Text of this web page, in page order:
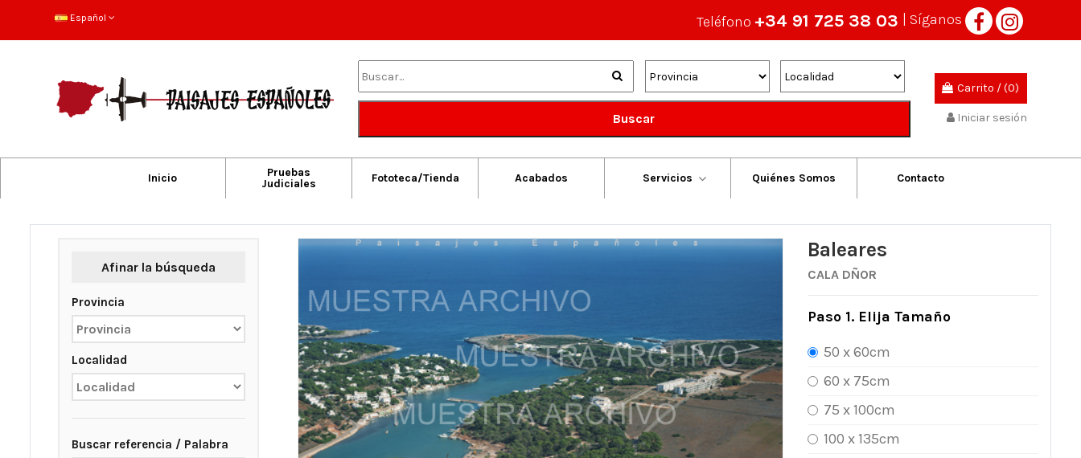
Español Teléfono +34 91 725 38 03 | Síganos
Buscar
Carrito /(0)
Iniciar sesión
Inicio
Pruebas
Judiciales
Fototeca/Tienda Acabados Servicios Quiénes Somos Contacto
Afinar la búsqueda
Provincia
Localidad
Buscar referencia / Palabra
Baleares
CALA DÑOR
Paso 1. Elija Tamaño
50 x 60cm
60 x 75cm
75 x 100cm
100 x 135cm